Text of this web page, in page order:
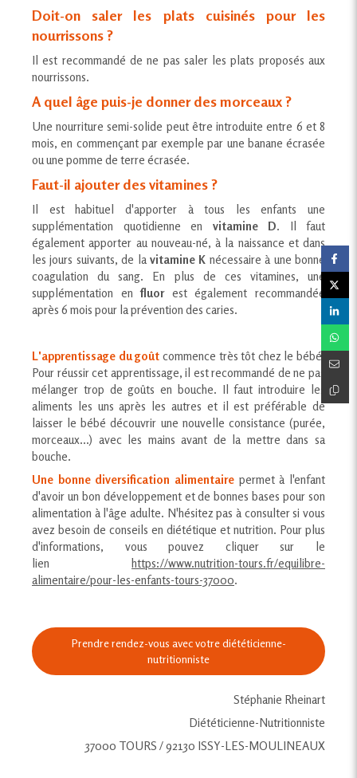
Doit-on saler les plats cuisinés pour les
nourrissons ?
Il est recommandé de ne pas saler les plats proposés aux
nourrissons.
A quel âge puis-je donner des morceaux ?
Une nourriture semi-solide peut être introduite entre 6 et 8
mois, en commençant par exemple par une banane écrasée
ou une pomme de terre écrasée.
Faut-il ajouter des vitamines ?
Il est habituel d'apporter à tous les enfants une
supplémentation quotidienne en vitamine D. Il faut
également apporter au nouveau-né, à la naissance et dans
les jours suivants, de lavitamine K nécessaire à une bonne
coagulation du sang. En plus de ces vitamines, une
supplémentation enfluorest également recommandée
après 6 mois pour la prévention des caries.
L'apprentissage du goût commence très tôt chez le bébé.
Pour réussir cet apprentissage, il est recommandé de ne pas
mélanger trop de goûts en bouche. Il faut introduire les
aliments les uns après les autres et il est préférable de
laisser le bébé découvrir une nouvelle consistance (purée,
morceaux...) avec les mains avant de la mettre dans sa
bouche.
Une bonne diversification alimentaire permet à l'enfant
d'avoir un bon développement et de bonnes bases pour son
alimentation à l'âge adulte. N'hésitez pas à consulter si vous
avez besoin de conseils en diététique et nutrition. Pour plus
d'informations, vous pouvez cliquer sur le
lien
https://www.nutrition-tours.fr/equilibre-
alimentaire/pour-les-enfants-tours-37000.
Prendre rendez-vous avec votre diététicienne-
nutritionniste
Stéphanie Rheinart
Diététicienne-Nutritionniste
37000 TOURS / 92130 ISSY-LES-MOULINEAUX